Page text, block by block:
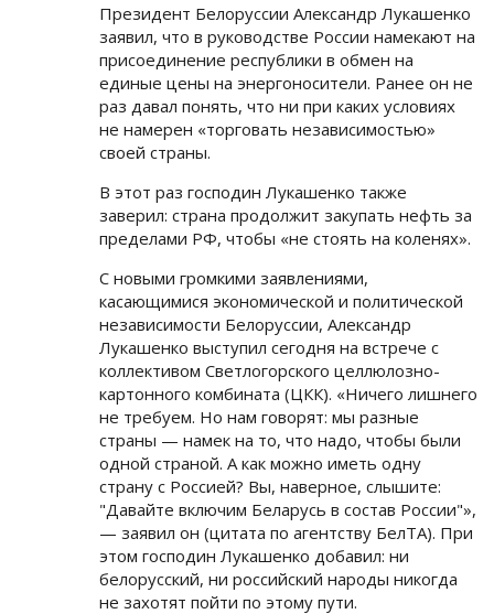
Президент Белоруссии Александр Лукашенко
заявил, что в руководстве России намекают на
присоединение республики в обмен на
единые цены на энергоносители. Ранее он не
раз давал понять, что ни при каких условиях
не намерен «торговать независимостью»
своей страны.
В этот раз господин Лукашенко также
заверил: страна продолжит закупать нефть за
пределами РФ, чтобы «не стоять на коленях».
С новыми громкими заявлениями,
касающимися экономической и политической
независимости Белоруссии, Александр
Лукашенко выступил сегодня на встрече с
коллективом Светлогорского целлюлозно-
картонного комбината (ЦКК). «Ничего лишнего
не требуем. Но нам говорят: мы разные
страны — намек на то, что надо, чтобы были
одной страной. А как можно иметь одну
страну с Россией? Вы, наверное, слышите:
"Давайте включим Беларусь в состав России"»,
— заявил он (цитата по агентству БелТА). При
этом господин Лукашенко добавил: ни
белорусский, ни российский народы никогда
не захотят пойти по этому пути.